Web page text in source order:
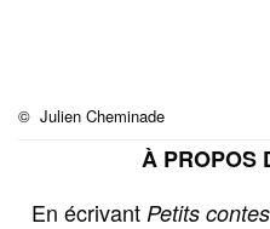
© Julien Cheminade
À PROPOS
En écrivant Petits